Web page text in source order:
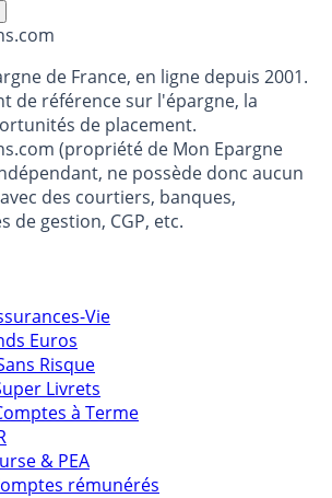
de France, en ligne depuis 2001.
de référence sur l'épargne, la
de placement.
(propriété de Mon Epargne
ne possède donc aucun
des courtiers, banques,
de gestion, CGP, etc.
Vie
Euros
Risque
Livrets
à Terme
& PEA
rémunérés